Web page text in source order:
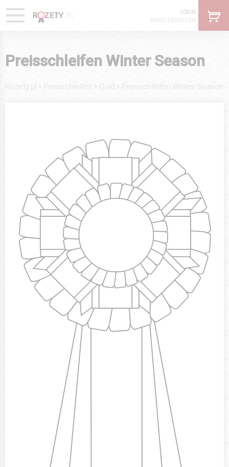
LOGIN
KONTO ERSTELLEN
Preisschleifen Winter Season
Rozety.pl › Preisschleifen › Gold › Preisschleifen Winter Season